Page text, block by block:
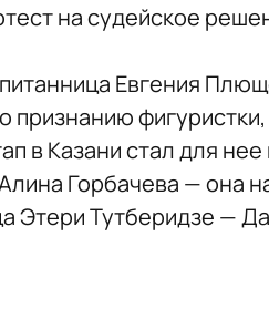
на судейское
Евгения
в Казани стал для
Горбачева — она
Этери Тутберидзе —